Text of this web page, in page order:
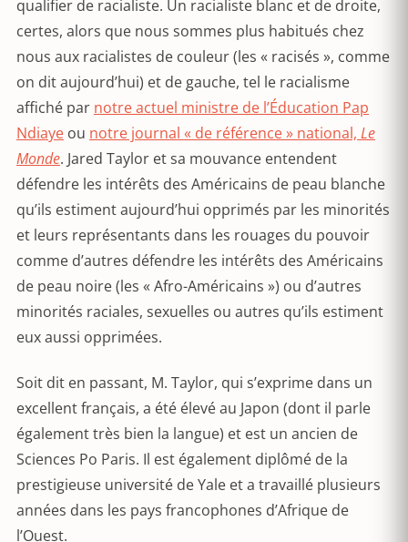
qualifier de racialiste. Un racialiste blanc et de droite,
certes, alors que nous sommes plus habitués chez
nous aux racialistes de couleur (les « racisés », comme
on dit aujourd’hui) et de gauche, tel le racialisme
affiché par notre actuel ministre de l’Éducation Pap
Ndiaye ou notre journal « de référence » national, Le
Monde. Jared Taylor et sa mouvance entendent
défendre les intérêts des Américains de peau blanche
qu’ils estiment aujourd’hui opprimés par les minorités
et leurs représentants dans les rouages du pouvoir
comme d’autres défendre les intérêts des Américains
de peau noire (les « Afro-Américains ») ou d’autres
minorités raciales, sexuelles ou autres qu’ils estiment
eux aussi opprimées.
Soit dit en passant, M. Taylor, qui s’exprime dans un
excellent français, a été élevé au Japon (dont il parle
également très bien la langue) et est un ancien de
Sciences Po Paris. Il est également diplômé de la
prestigieuse université de Yale et a travaillé plusieurs
années dans les pays francophones d’Afrique de
l’Ouest.